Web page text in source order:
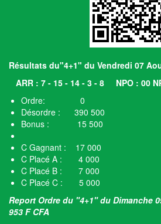
Résultats du"4+1" du Vendredi 07
ARR : 7 - 15 - 14 - 3 - 8 NPO : 00
Ordre: 0
Désordre : 390 500
Bonus : 15 500
C Gagnant : 17 000
C Placé A : 4 000
C Placé B : 7 000
C Placé C : 5 000
Report Ordre du "4+1" du Dimanche
953 F CFA